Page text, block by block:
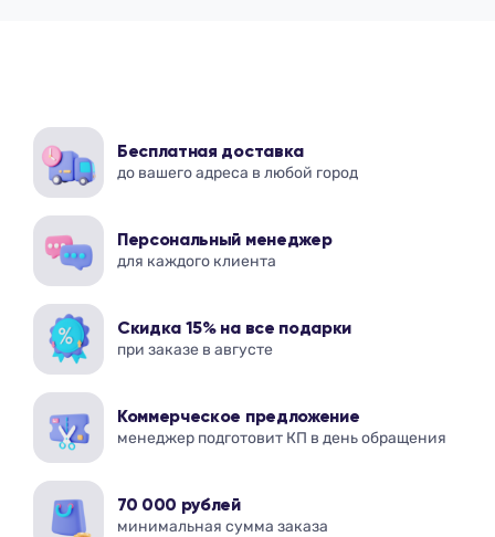
Бесплатная доставка
до вашего адреса в любой город
Персональный менеджер
для каждого клиента
Скидка 15% на все подарки
при заказе в августе
Коммерческое предложение
менеджер подготовит КП в день обращения
70 000 рублей
минимальная сумма заказа